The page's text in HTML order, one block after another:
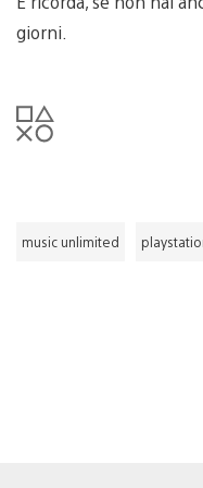
giorni.
music unlimited